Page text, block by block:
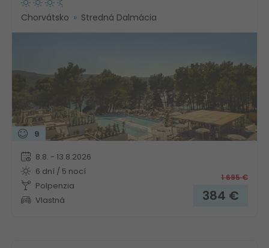
Chorvátsko Stredná Dalmácia
9
8.8. - 13.8.2026
6 dní / 5 nocí
Polpenzia
Vlastná
1 695€
384 €